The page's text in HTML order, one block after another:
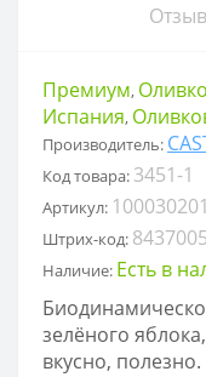
Премиум,
Испания,
Производитель:
Код товара: 3451-1
Артикул: 100030201
Штрих-код:
Наличие: Есть в
зелёного
вкусно,